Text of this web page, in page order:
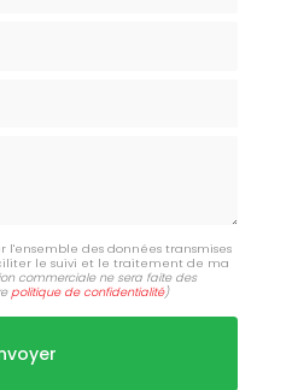
l'ensemble des données transmises
le suivi et le traitement de ma
commerciale ne sera faite des
politique de confidentialité)